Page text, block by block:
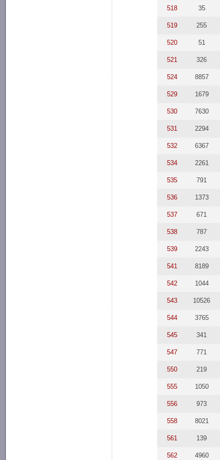
518 35
519 255
520 51
521 326
524 8857
529 1679
530 7630
531 2294
532 6367
534 2261
535 791
536 1373
537 671
538 787
539 2243
541 8189
542 1044
543 10526
544 3765
545 341
547 771
550 219
555 1050
556 973
558 8021
561 139
562 4960